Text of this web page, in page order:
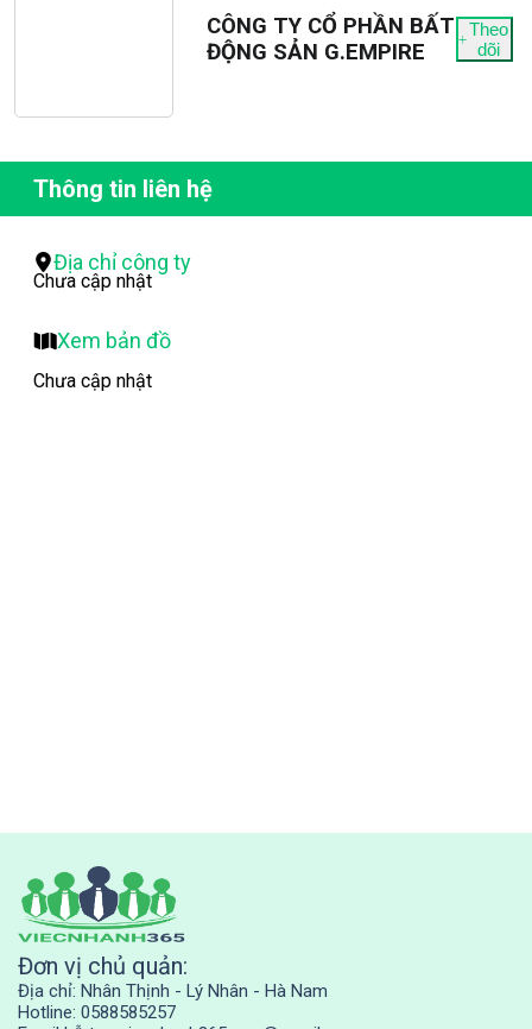
CÔNG TY CỔ PHẦN BẤT
ĐỘNG SẢN G.EMPIRE
Theo
dõi
Thông tin liên hệ
Địa chỉ công ty
Chưa cập nhật
Xem bản đồ
Chưa cập nhật
Đơn vị chủ quản:
Địa chỉ: Nhân Thịnh - Lý Nhân - Hà Nam
Hotline: 0588585257